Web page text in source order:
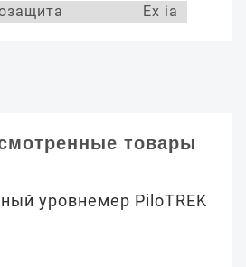
Ex ia
товары
уровнемер PiloTREK